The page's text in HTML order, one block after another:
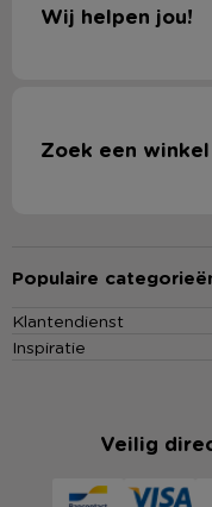
Wij helpen jou!
Zoek een
Populaire
Klantendienst
Inspiratie
Veilig